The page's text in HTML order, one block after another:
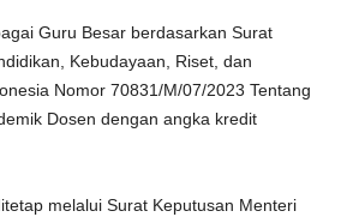
Guru Besar berdasarkan Surat
Kebudayaan, Riset, dan
Nomor 70831/M/07/2023 Tentang
Dosen dengan angka kredit
melalui Surat Keputusan Menteri